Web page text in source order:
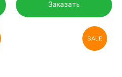
Заказать
SALE